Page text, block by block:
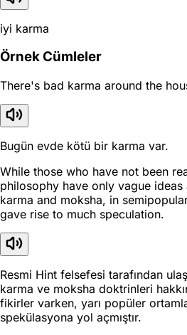
iyi karma
Örnek Cümleler
There's bad karma around the
Bugün evde kötü bir karma var.
While those who have not been
philosophy have only vague
karma and moksha, in
gave rise to much speculation.
Resmi Hint felsefesi tarafından
karma ve moksha doktrinleri
fikirler varken, yarı popüler
spekülasyona yol açmıştır.